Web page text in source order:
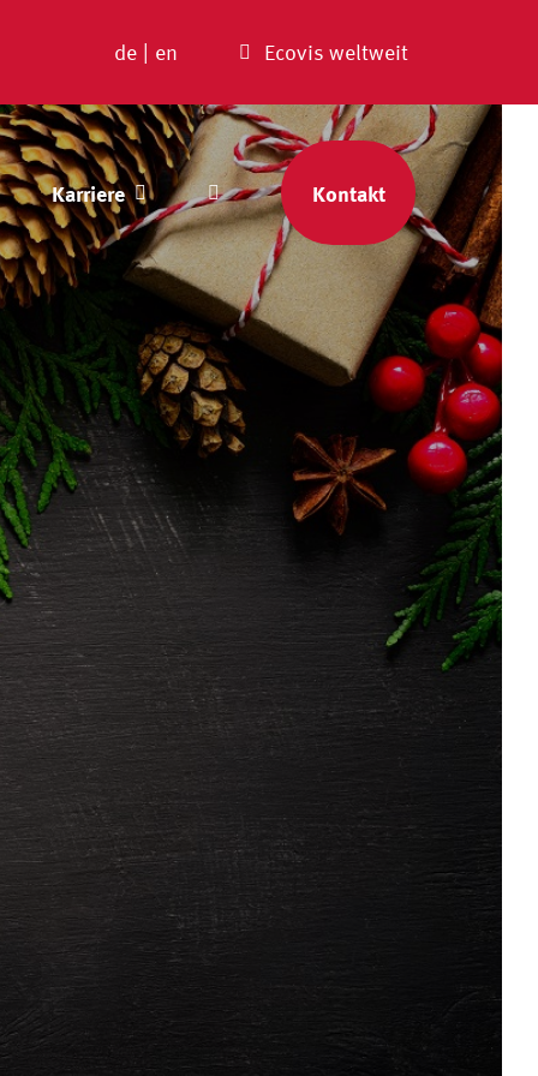
de | en Ecovis weltweit
Karriere Kontakt